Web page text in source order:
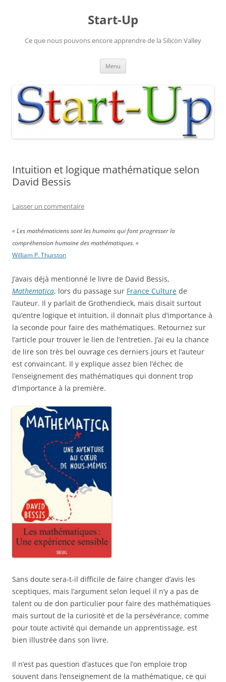
Start-Up
Ce que nous pouvons encore apprendre de la Silicon Valley
Menu
Intuition et logique mathématique selon
David Bessis
Laisser un commentaire
« Les mathématiciens sont les humains qui font progresser la
compréhension humaine des mathématiques. »
William P. Thurston
J’avais déjà mentionné le livre de David Bessis,
Mathematica, lors du passage sur France Culture de
l’auteur. Il y parlait de Grothendieck, mais disait surtout
qu’entre logique et intuition, il donnait plus d’importance à
la seconde pour faire des mathématiques. Retournez sur
l’article pour trouver le lien de l’entretien. J’ai eu la chance
de lire son très bel ouvrage ces derniers jours et l’auteur
est convaincant. Il y explique assez bien l’échec de
l’enseignement des mathématiques qui donnent trop
d’importance à la première.
Sans doute sera-t-il difficile de faire changer d’avis les
sceptiques, mais l’argument selon lequel il n’y a pas de
talent ou de don particulier pour faire des mathématiques
mais surtout de la curiosité et de la persévérance, comme
pour toute activité qui demande un apprentissage, est
bien illustrée dans son livre.
Il n’est pas question d’astuces que l’on emploie trop
souvent dans l’enseignement de la mathématique, ce qui